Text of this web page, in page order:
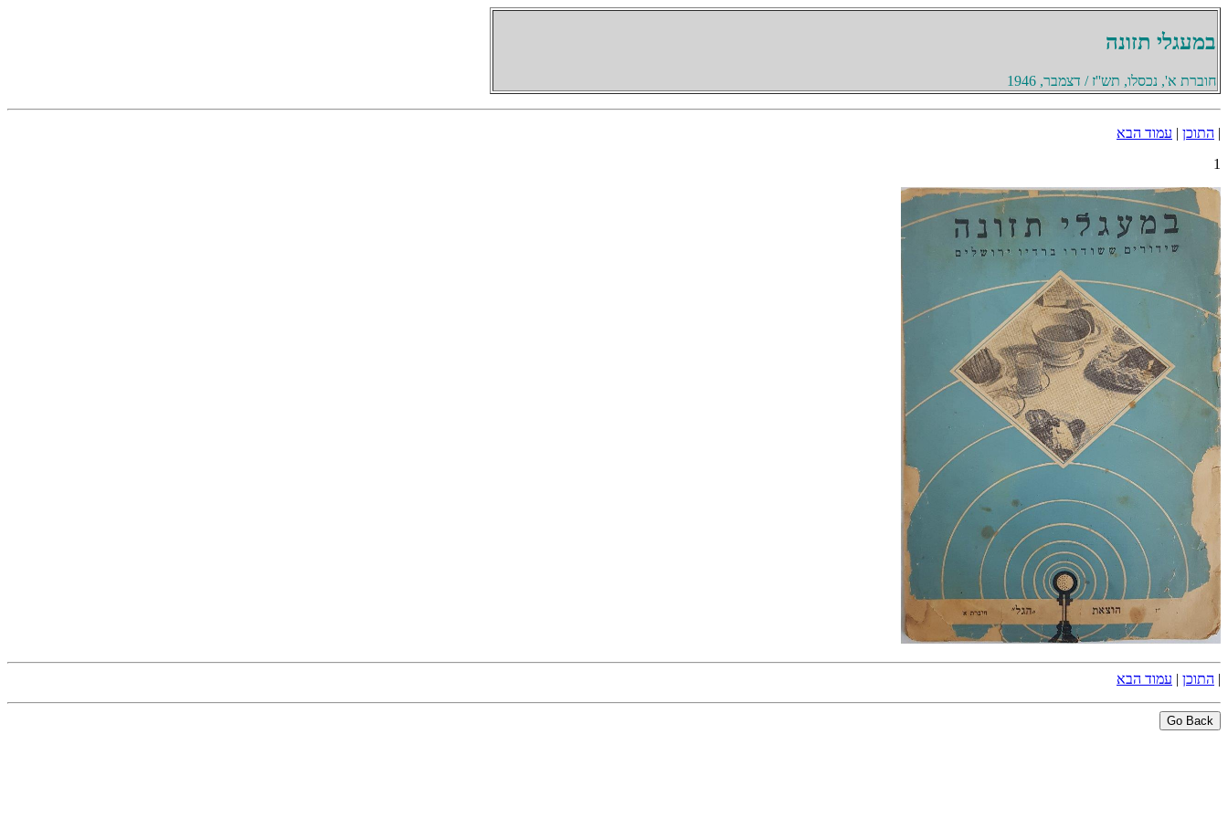
במעגלי תזונה
חוברת א', נכסלו, תש''ז / דצמבר, 1946
| התוכן | עמוד הבא
1
| התוכן | עמוד הבא
Go Back